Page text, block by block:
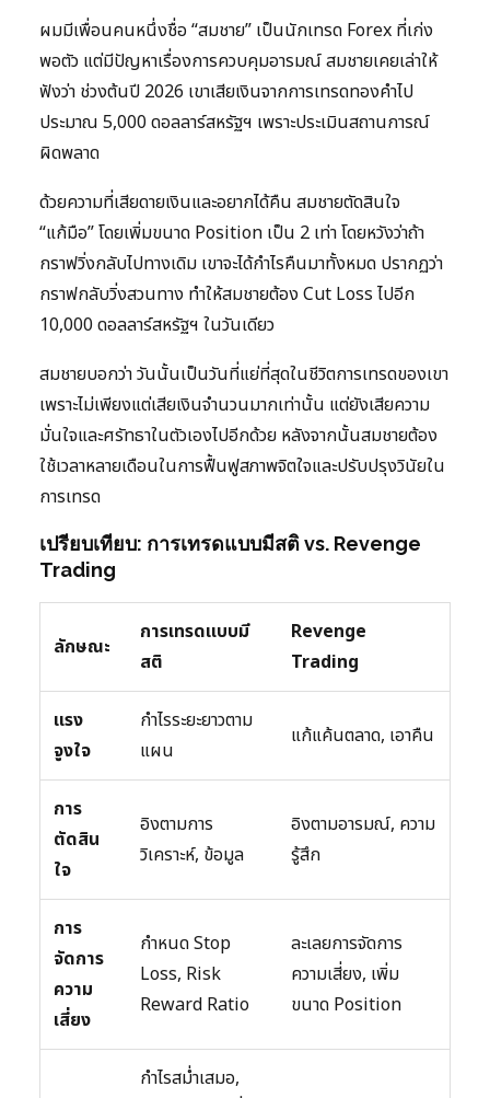
ผมมีเพื่อนคนหนึ่งชื่อ “สมชาย” เป็นนักเทรด Forex ที่เก่ง
พอตัว แต่มีปัญหาเรื่องการควบคุมอารมณ์ สมชายเคยเล่าให้
ฟังว่า ช่วงต้นปี 2026 เขาเสียเงินจากการเทรดทองคำไป
ประมาณ 5,000 ดอลลาร์สหรัฐฯ เพราะประเมินสถานการณ์
ผิดพลาด
ด้วยความที่เสียดายเงินและอยากได้คืน สมชายตัดสินใจ
“แก้มือ” โดยเพิ่มขนาด Position เป็น 2 เท่า โดยหวังว่าถ้า
กราฟวิ่งกลับไปทางเดิม เขาจะได้กำไรคืนมาทั้งหมด ปรากฏว่า
กราฟกลับวิ่งสวนทาง ทำให้สมชายต้อง Cut Loss ไปอีก
10,000 ดอลลาร์สหรัฐฯ ในวันเดียว
สมชายบอกว่า วันนั้นเป็นวันที่แย่ที่สุดในชีวิตการเทรดของเขา
เพราะไม่เพียงแต่เสียเงินจำนวนมากเท่านั้น แต่ยังเสียความ
มั่นใจและศรัทธาในตัวเองไปอีกด้วย หลังจากนั้นสมชายต้อง
ใช้เวลาหลายเดือนในการฟื้นฟูสภาพจิตใจและปรับปรุงวินัยใน
การเทรด
เปรียบเทียบ: การเทรดแบบมีสติ vs. Revenge
Trading
ลักษณะ
การเทรดแบบมี
สติ
Revenge
Trading
แรง
จูงใจ
กำไรระยะยาวตาม
แผน
แก้แค้นตลาด, เอาคืน
การ
ตัดสิน
ใจ
อิงตามการ
วิเคราะห์, ข้อมูล
อิงตามอารมณ์, ความ
รู้สึก
การ
จัดการ
ความ
เสี่ยง
กำหนด Stop
Loss, Risk
Reward Ratio
ละเลยการจัดการ
ความเสี่ยง, เพิ่ม
ขนาด Position
กำไรสม่ำเสมอ,